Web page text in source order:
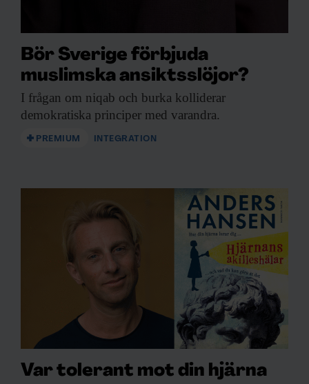
Bör Sverige förbjuda
muslimska ansiktsslöjor?
I frågan om niqab och burka kolliderar
demokratiska principer med varandra.
PREMIUM INTEGRATION
Var tolerant mot din hjärna